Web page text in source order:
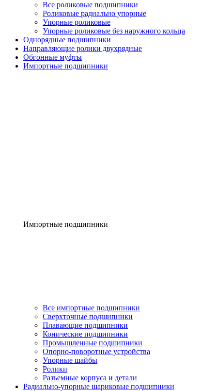
Все роликовые подшипники
Роликовые радиально упорные
Упорные роликовые
Упорные роликовые без наружного кольца
Однорядные подшипники
Направляющие ролики двухрядные
Обгонные муфты
Импортные подшипники
Импортные подшипники
Все импортные подшипники
Сверхточные подшипники
Плавающие подшипники
Конические подшипники
Промышленные подшипники
Опорно-поворотные устройства
Упорные шайбы
Ролики
Разъемные корпуса и детали
Радиально-упорные шариковые подшипники